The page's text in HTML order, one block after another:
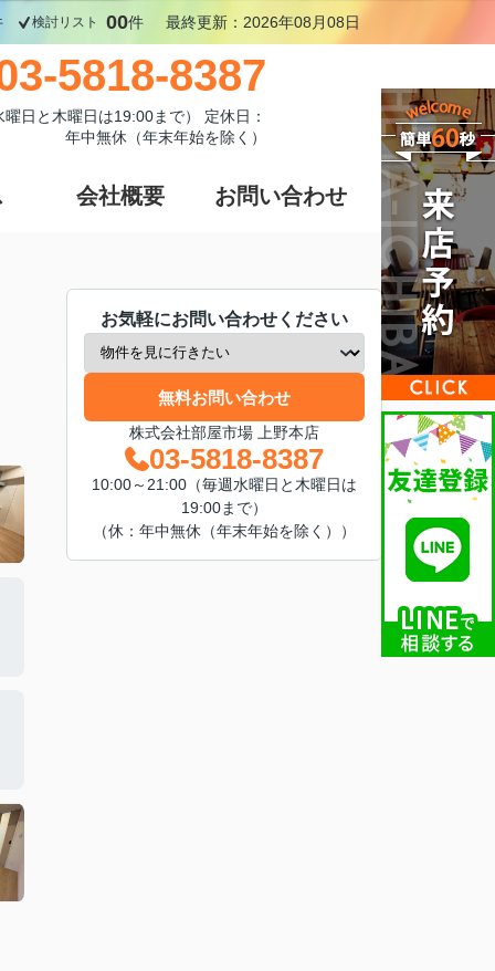
検討リスト 00件 最終更新：2026年08月08日
5818-8387
日と木曜日は19:00まで） 定休日：
年中無休（年末年始を除く）
会社概要 お問い合わせ
お気軽にお問い合わせください
無料お問い合わせ
株式会社部屋市場 上野本店
03-5818-8387
10:00～21:00（毎週水曜日と木曜日は
19:00まで）
（休：年中無休（年末年始を除く））